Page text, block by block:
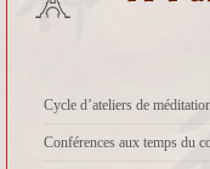
Cycle d’ateliers de
Conférences aux temps du